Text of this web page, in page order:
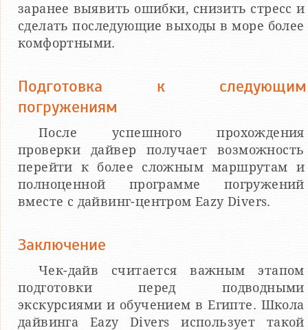
заранее выявить ошибки, снизить стресс и
сделать последующие выходы в море более
комфортными.
Подготовка к следующим
погружениям
После успешного прохождения
проверки дайвер получает возможность
перейти к более сложным маршрутам и
полноценной программе погружений
вместе с дайвинг-центром Eazy Divers.
Заключение
Чек-дайв считается важным этапом
подготовки перед подводными
экскурсиями и обучением в Египте. Школа
дайвинга Eazy Divers использует такой